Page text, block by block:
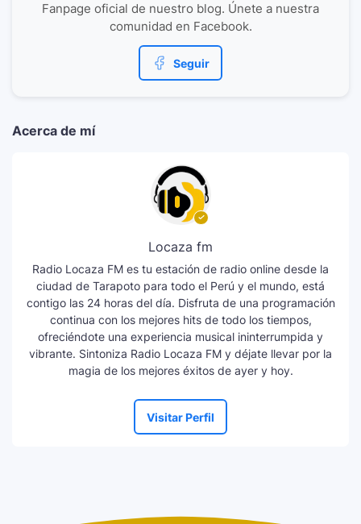
Fanpage oficial de nuestro blog. Únete a nuestra
comunidad en Facebook.
Seguir
Acerca de mí
Locaza fm
Radio Locaza FM es tu estación de radio online desde la
ciudad de Tarapoto para todo el Perú y el mundo, está
contigo las 24 horas del día. Disfruta de una programación
continua con los mejores hits de todo los tiempos,
ofreciéndote una experiencia musical ininterrumpida y
vibrante. Sintoniza Radio Locaza FM y déjate llevar por la
magia de los mejores éxitos de ayer y hoy.
Visitar Perfil